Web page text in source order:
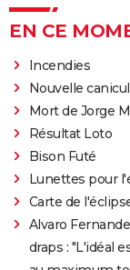
EN CE
Incendies
Nouvelle
Mort de Jorge
Résultat Loto
Bison Futé
Lunettes pour
Carte de
Alvaro
draps : "L'idéal